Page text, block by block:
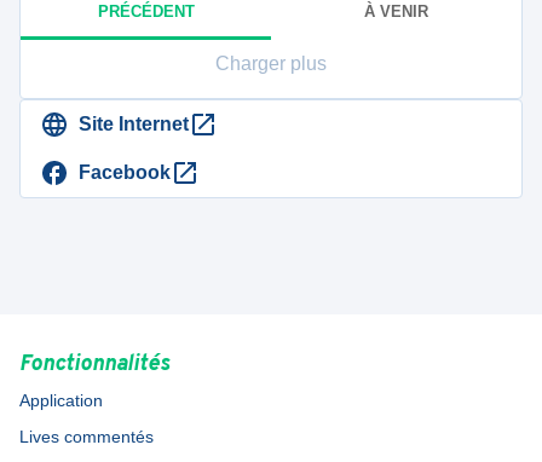
PRÉCÉDENT À VENIR
Charger plus
Site Internet
Facebook
Fonctionnalités
Application
Lives commentés